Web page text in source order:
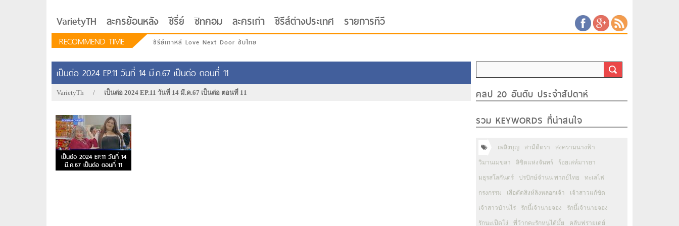
VarietyTH ละครย้อนหลัง ซีรี่ย์ ซิทคอม ละครเก่า ซีรีส์ต่างประเทศ รายการทีวี
RECOMMEND TIME ซีรีย์เกาหลี Love Next Door ซับไทย
เป็นต่อ 2024 EP.11 วันที่ 14 มี.ค.67 เป็นต่อ ตอนที่ 11
VarietyTh / เป็นต่อ 2024 EP.11 วันที่ 14 มี.ค.67 เป็นต่อ ตอนที่ 11
เป็นต่อ 2024 EP.11 วันที่ 14
มี.ค.67 เป็นต่อ ตอนที่ 11
คลิป 20 อันดับ ประจำสัปดาห์
รวม KEYWORDS ที่น่าสนใจ
เพลิงบุญ สามีตีตรา สงครามนางฟ้า
วิมานเมขลา ลิขิตแห่งจันทร์ ร้อยเล่ห์มารยา
มธุรสโลกันตร์ ปรปักษ์จำนน พากย์ไทย ทะเลไฟ
กรงกรรม เสือตัดสิงห์ลิงหลอกเจ้า เจ้าสาวแก้ขัด
เจ้าสาวบ้านไร่ รักนี้เจ้านายจอง รักนี้เจ้านายจอง
รักนะเป็ดโง่ พี่ว้ากคะรักหนูได้มั้ย คลับฟรายเดย์